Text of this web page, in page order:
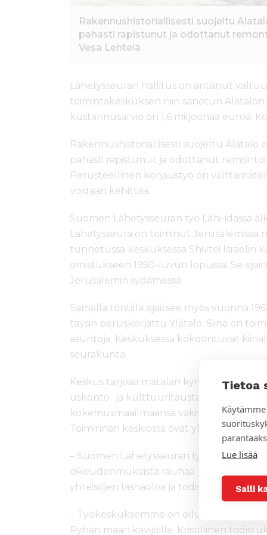
Tietoa
Lue lisää
Salli
Rakennushistoriallisesti suojeltu
pahasti rapistunut ja odottanut
Vesa Lehtelä
Lähetysseuran hallitus on antanut
toimintakeskuksen niin sanotun
kustannusarvio on 1,6 miljoonaa euroa.
Rakennushistoriallisesti suojeltu Alatalo
pahasti rapistunut ja odottanut
Perusteellinen korjaustyö on
voidaan kehittää.
Suomen Lähetysseuran työ Lähi-idässä
Lähetysseura on toiminut Jerusalemissa
tunnetussa keskuksessa Shivtei Israelin
omistukseen 1950-luvun lopussa. Se
Jerusalemin sydämessä.
Samalla tontilla sijaitsee myös vuonna
täysin peruskorjattu Ylätalo. Siinä on
asuntoja. Keskuksessa kokoontuvat
seurakunta.
Keskus tarjoaa matalan kynnyksen
uskonto- ja kulttuuritaustasta tulevat
kokemusmaailmaansa väkivallattomassa
Toiminnan keskiössä ovat yhteiskunnan
– Suomen Lähetysseuran työn tavoitteena
oikeudenmukaista rauhaa ja sovintoa
yhteisöjen läsnäoloa ja todistusta,
– Työkeskuksemme on ollut jo
Pyhän maan kävijöille. Kristillinen